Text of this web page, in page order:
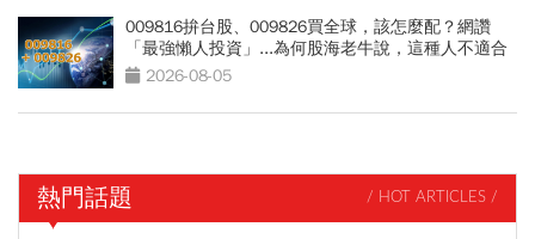
009816拚台股、009826買全球，該怎麼配？網讚
「最強懶人投資」...為何股海老牛說，這種人不適合
買？2026-08-05
熱門話題 / HOT ARTICLES /